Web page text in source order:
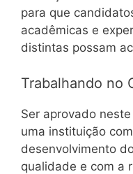
para que
acadêmicas e
distintas possam
Trabalhando no
Ser aprovado
uma instituição
desenvolvimento
qualidade e com a